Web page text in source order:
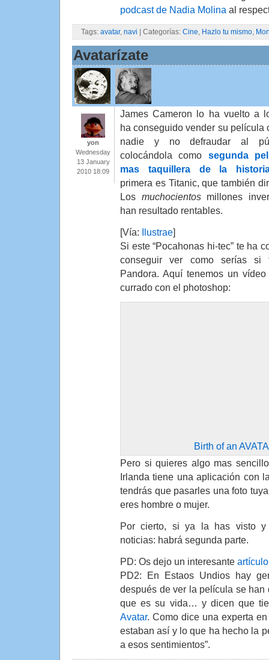
podcast de Nadia Molina al
Tags: avatar, navi | Categorías: Cine, Hazlo tu mismo,
Avatarízate
yon
Wednesday
13 January
2010 18:09
James Cameron lo ha vuelto a
ha conseguido vender su película
nadie y no defraudar al
colocándola como segunda
mas taquillera de la
primera es Titanic, que también
Los muchocientosmillones
han resultado rentables.
[Vía: Ilustrae]
Si este “Pocahonas hi-tec” te ha
conseguir ver como serías si
Pandora. Aquí tenemos un
currado con el photoshop:
Birth of an
Pero si quieres algo mas
Irlanda tiene una aplicación con
tendrás que pasarles una foto
eres hombre o mujer.
Por cierto, si ya la has visto y
noticias: habrá segunda parte.
PD: Os dejo un interesante
PD2: En Estaos Undios hay
después de ver la película se
que es su vida… y dicen que
Avatar. Como dice una experta
estaban así y lo que ha hecho la
a esos sentimientos”.